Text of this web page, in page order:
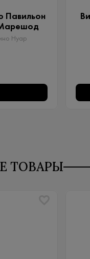
Павильон
Нуар
ТОВАРЫ